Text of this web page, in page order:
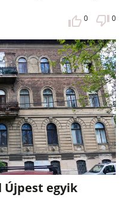
0 0
egyik